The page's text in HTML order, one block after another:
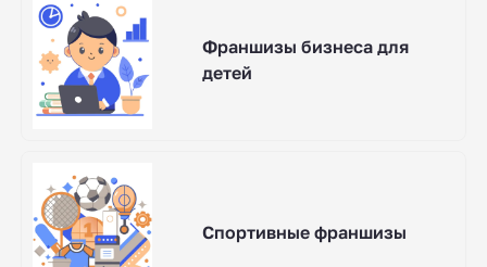
Франшизы бизнеса для
детей
Спортивные франшизы